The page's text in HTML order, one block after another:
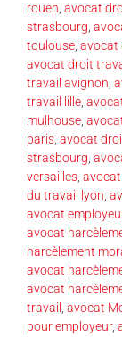
rouen, avocat
strasbourg,
toulouse, avocat
avocat droit
travail avignon,
travail lille,
mulhouse,
paris, avocat
strasbourg,
versailles,
du travail lyon,
avocat
avocat
harcèlement
avocat
avocat
travail , avocat
pour employeur,